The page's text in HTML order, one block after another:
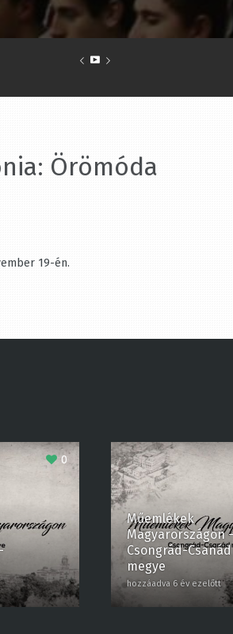
Örömóda
19-én.
0
Műemlékek
Magyarországon –
Csongrád-Csanád
megye
hozzáadva 6 év ezelőtt